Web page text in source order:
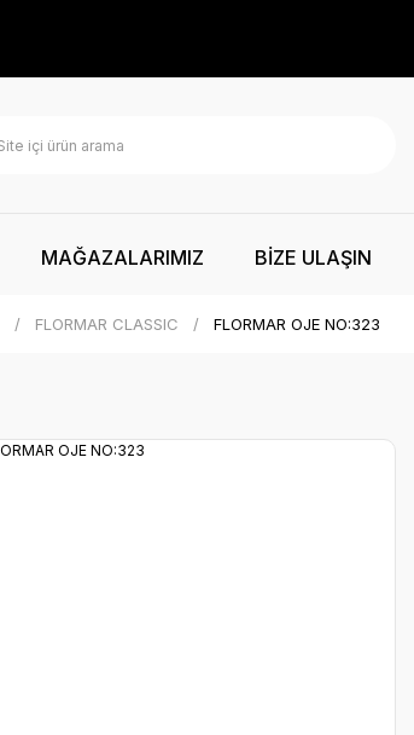
MAĞAZALARIMIZ BİZE ULAŞIN
FLORMAR CLASSIC FLORMAR OJE NO:323